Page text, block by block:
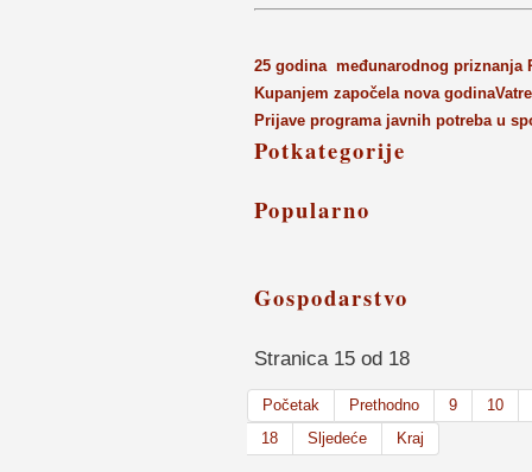
25 godina međunarodnog priznanja
Kupanjem započela nova godina
Prijave programa javnih potreba u
Potkategorije
Popularno
Gospodarstvo
Stranica 15 od 18
Početak Prethodno 9
10
18
Sljedeće Kraj